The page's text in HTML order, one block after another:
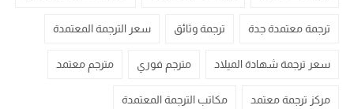
ترجمة معتمدة جدة ترجمة وثائق سعر الترجمة المعتمدة
سعر ترجمة شهادة الميلاد مترجم فوري مترجم معتمد
مركز ترجمة معتمد مكاتب الترجمة المعتمدة